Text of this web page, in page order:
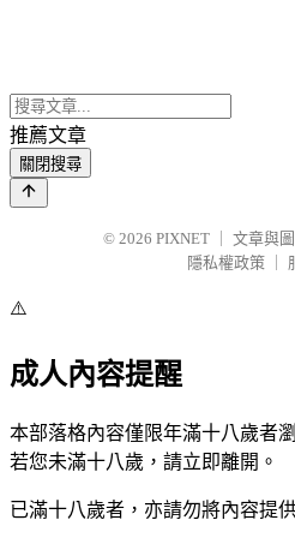
推薦文章
關閉搜尋
© 2026 PIXNET
文章與
隱私權政策
⚠️
成人內容提醒
本部落格內容僅限年滿十八歲者
若您未滿十八歲，請立即離開。
已滿十八歲者，亦請勿將內容提